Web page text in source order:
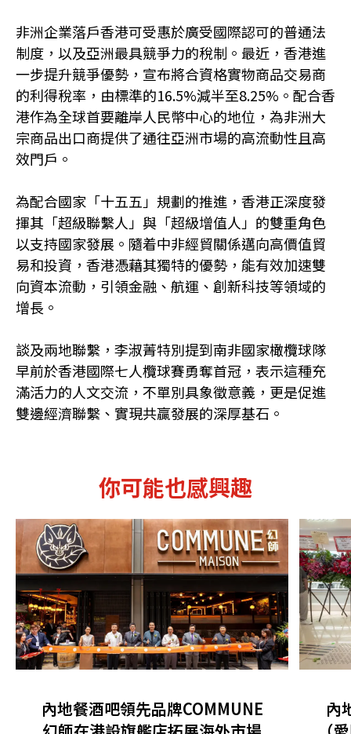
非洲企業落戶香港可受惠於廣受國際認可的普通法
制度，以及亞洲最具競爭力的稅制。最近，香港進
一步提升競爭優勢，宣布將合資格實物商品交易商
的利得稅率，由標準的16.5%減半至8.25%。配合香
港作為全球首要離岸人民幣中心的地位，為非洲大
宗商品出口商提供了通往亞洲市場的高流動性且高
效門戶。
為配合國家「十五五」規劃的推進，香港正深度發
揮其「超級聯繫人」與「超級增值人」的雙重角色
以支持國家發展。隨着中非經貿關係邁向高價值貿
易和投資，香港憑藉其獨特的優勢，能有效加速雙
向資本流動，引領金融、航運、創新科技等領域的
增長。
談及兩地聯繫，李淑菁特別提到南非國家橄欖球隊
早前於香港國際七人欖球賽勇奪首冠，表示這種充
滿活力的人文交流，不單別具象徵意義，更是促進
雙邊經濟聯繫、實現共贏發展的深厚基石。
你可能也感興趣
內地餐酒吧領先品牌COMMUNE
內